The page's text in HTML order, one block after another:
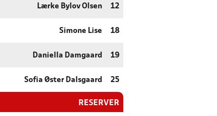
Lærke Bylov Olsen 12
Simone Lise 18
Daniella Damgaard 19
Sofia Øster Dalsgaard 25
RESERVER